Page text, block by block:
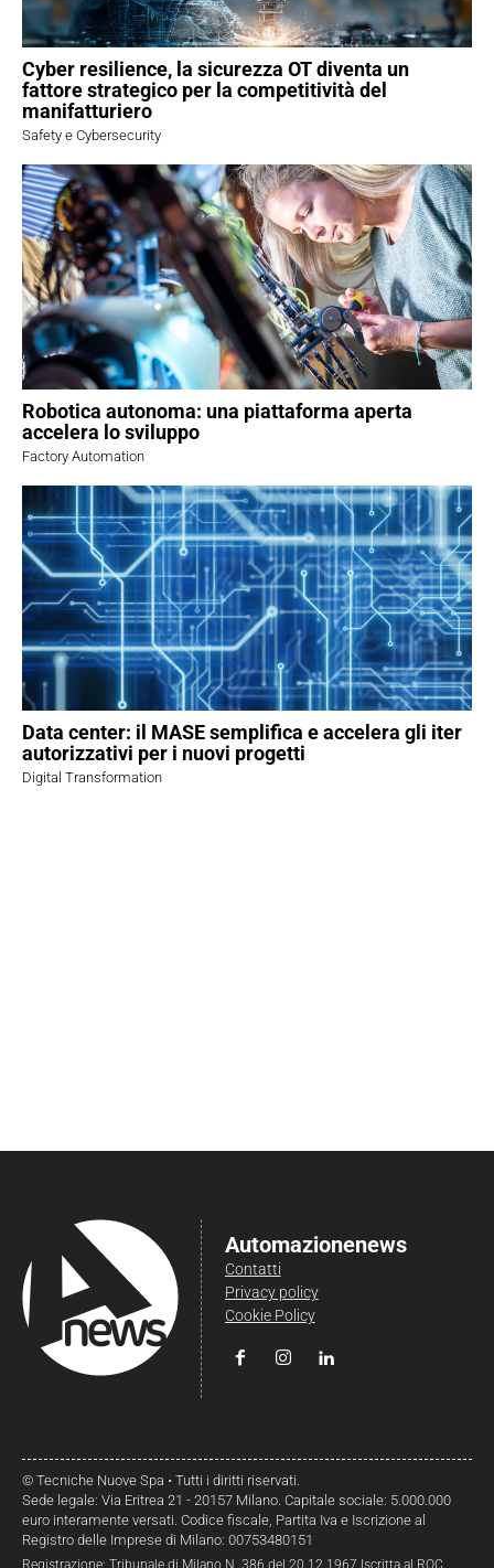
Cyber resilience, la sicurezza OT diventa un
fattore strategico per la competitività del
manifatturiero
Safety e Cybersecurity
Robotica autonoma: una piattaforma aperta
accelera lo sviluppo
Factory Automation
Data center: il MASE semplifica e accelera gli iter
autorizzativi per i nuovi progetti
Digital Transformation
Automazionenews
Contatti
Privacy policy
Cookie Policy
© Tecniche Nuove Spa • Tutti i diritti riservati.
Sede legale: Via Eritrea 21 - 20157 Milano. Capitale sociale: 5.000.000
euro interamente versati. Codice fiscale, Partita Iva e Iscrizione al
Registro delle Imprese di Milano: 00753480151
Registrazione: Tribunale di Milano N. 386 del 20.12.1967 Iscritta al ROC